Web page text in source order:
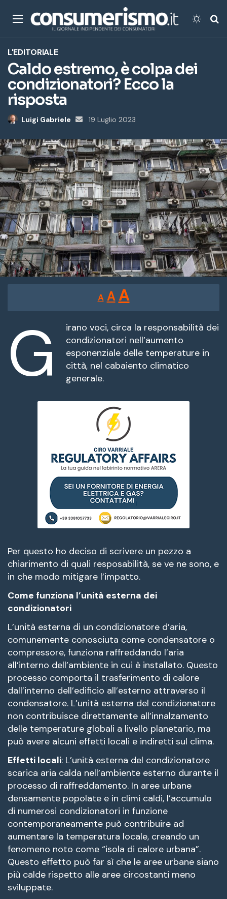
Menu
L'EDITORIALE
Caldo estremo, è colpa dei
condizionatori? Ecco la
risposta
Luigi Gabriele
Invia
19 Luglio 2023
A
Reducir
tamaño
de
fuente.
A Restablecer
tamaño
de
fuente
AAumentar
tamaño
de
fuente.
G
irano voci, circa la responsabilità dei
condizionatori nell’aumento
esponenziale delle temperature in
città, nel cabaiento climatico
generale.
Per questo ho deciso di scrivere un pezzo a
chiarimento di quali resposabilità, se ve ne sono, e
in che modo mitigare l’impatto.
Come funziona l’unità esterna dei
condizionatori
L’unità esterna di un condizionatore d’aria,
comunemente conosciuta come condensatore o
compressore, funziona raffreddando l’aria
all’interno dell’ambiente in cui è installato. Questo
processo comporta il trasferimento di calore
dall’interno dell’edificio all’esterno attraverso il
condensatore. L’unità esterna del condizionatore
non contribuisce direttamente all’innalzamento
delle temperature globali a livello planetario, ma
può avere alcuni effetti locali e indiretti sul clima.
Effetti locali: L’unità esterna del condizionatore
scarica aria calda nell’ambiente esterno durante il
processo di raffreddamento. In aree urbane
densamente popolate e in climi caldi, l’accumulo
di numerosi condizionatori in funzione
contemporaneamente può contribuire ad
aumentare la temperatura locale, creando un
fenomeno noto come “isola di calore urbana”.
Questo effetto può far sì che le aree urbane siano
più calde rispetto alle aree circostanti meno
sviluppate.